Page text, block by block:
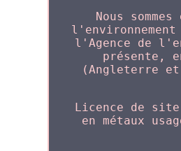
Nous
l'Agence de
présente,
(Angleterre et
Licence de
en métaux